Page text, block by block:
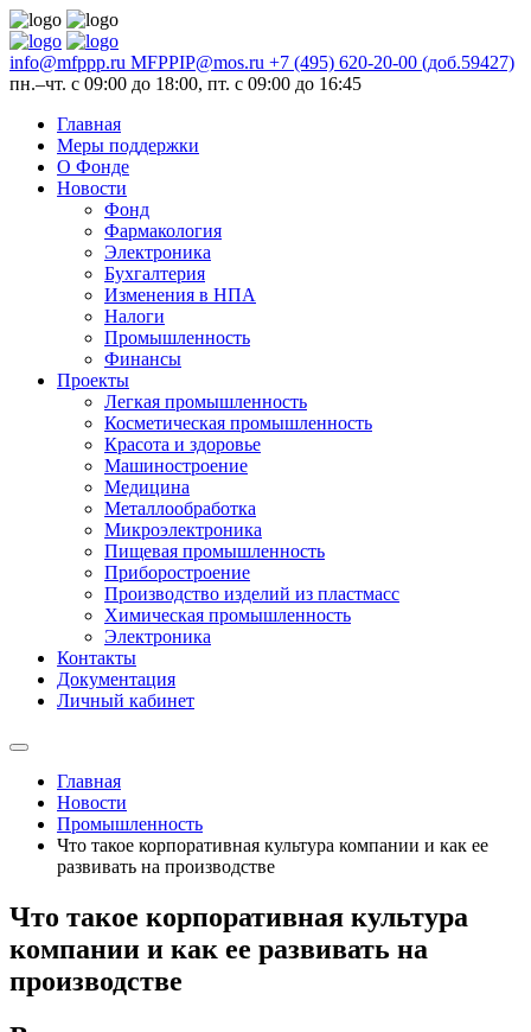
info@mfppp.ru MFPPIP@mos.ru +7 (495) 620-20-00 (доб.59427)
пн.–чт. с 09:00 до 18:00, пт. с 09:00 до 16:45
Главная
Меры поддержки
О Фонде
Новости
Фонд
Фармакология
Электроника
Бухгалтерия
Изменения в НПА
Налоги
Промышленность
Финансы
Проекты
Легкая промышленность
Косметическая промышленность
Красота и здоровье
Машиностроение
Медицина
Металлообработка
Микроэлектроника
Пищевая промышленность
Приборостроение
Производство изделий из пластмасс
Химическая промышленность
Электроника
Контакты
Документация
Личный кабинет
Главная
Новости
Промышленность
Что такое корпоративная культура компании и как ее
развивать на производстве
Что такое корпоративная культура
компании и как ее развивать на
производстве